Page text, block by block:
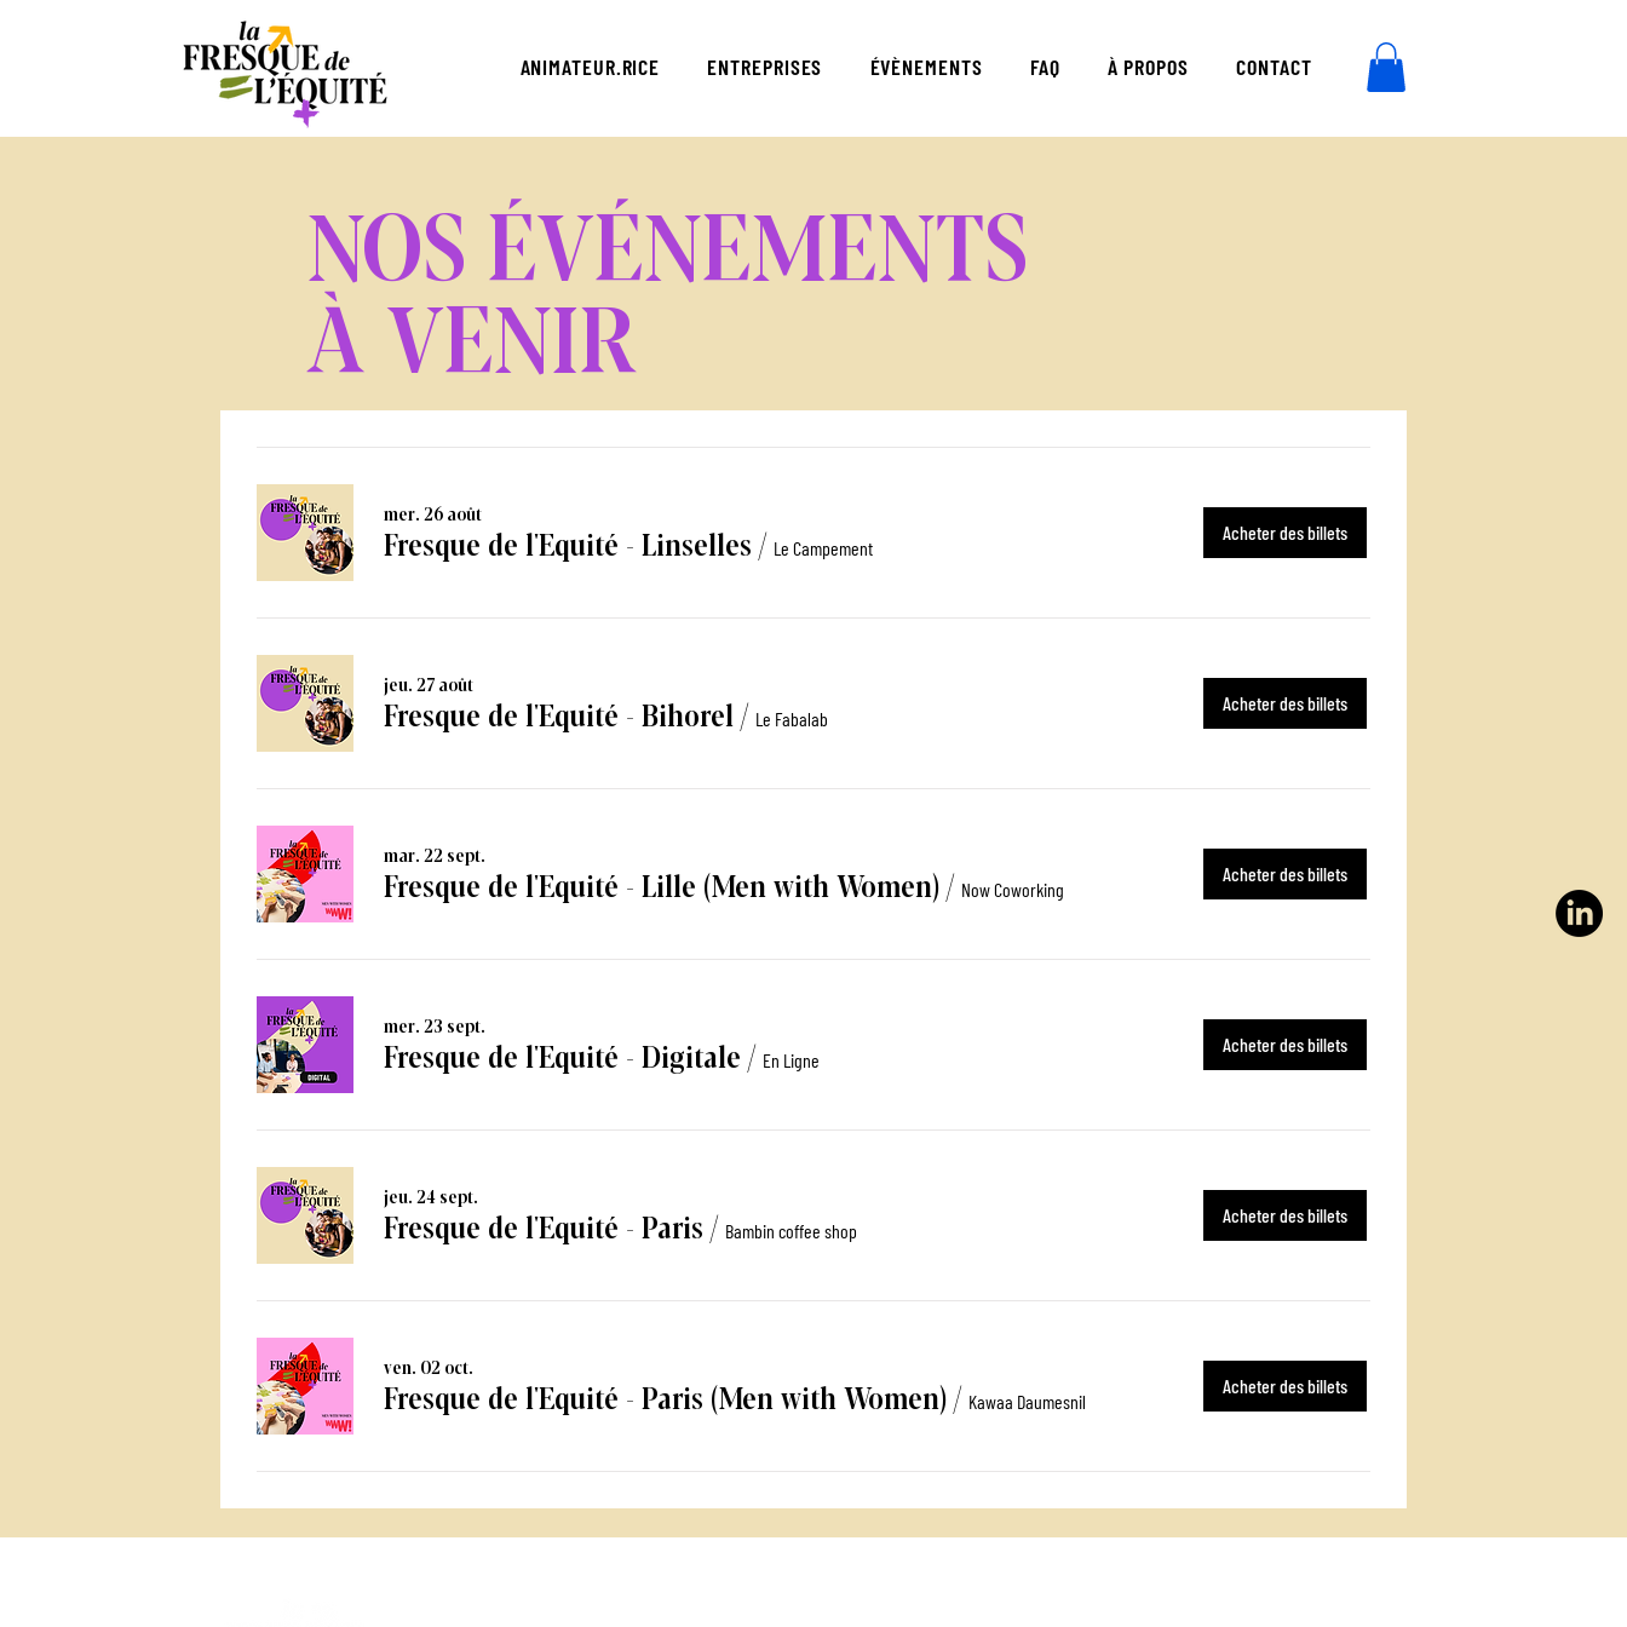
ANIMATEUR.RICE ENTREPRISES ÉVÈNEMENTS FAQ À PROPOS CONTACT
NOS ÉVÉNEMENTS
À VENIR
mer. 26 août
Fresque de l'Equité - Linselles/ Le Campement
Acheter des billets
jeu. 27 août
Fresque de l'Equité - Bihorel/ Le Fabalab
Acheter des billets
mar. 22 sept.
Fresque de l'Equité - Lille (Men with Women)/ Now Coworking
Acheter des billets
mer. 23 sept.
Fresque de l'Equité - Digitale/ En Ligne
Acheter des billets
jeu. 24 sept.
Fresque de l'Equité - Paris/ Bambin coffee shop
Acheter des billets
ven. 02 oct.
Fresque de l'Equité - Paris (Men with Women)/ Kawaa Daumesnil
Acheter des billets